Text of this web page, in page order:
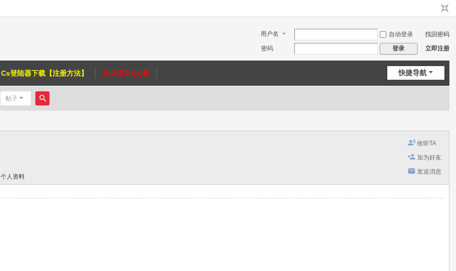
用户名 自动登录
找回密码
密码
登录 立即注册
快捷导航
Cs登陆器下载【注册方法】 加入官方QQ群
帖子
搜
收听TA
加为好友
发送消息
个人资料